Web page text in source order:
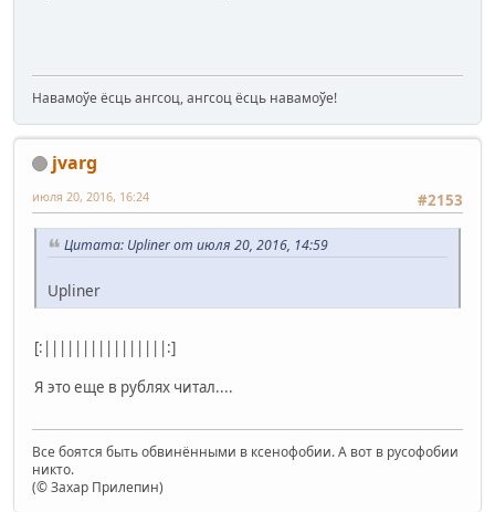
Навамоўе ёсць ангсоц, ангсоц ёсць навамоўе!
jvarg
#2153
июля 20, 2016, 16:24
Цитата: Upliner от июля 20, 2016, 14:59
Upliner
[:||||||||||||||||:]
Я это еще в рублях читал....
Все боятся быть обвинёнными в ксенофобии. А вот в русофобии
никто.
(© Захар Прилепин)